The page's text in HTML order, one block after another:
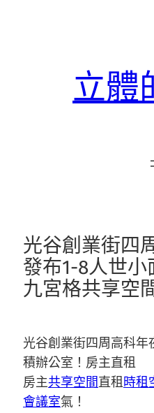
立體
光谷創業街四
發布1-8人世
九宮格共享空
光谷創業街四周高科年
積辦公室！房主直租
房主共享空間直租時租
會議室氣！